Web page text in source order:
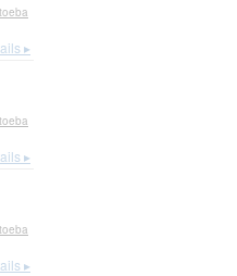
▸
▸
▸